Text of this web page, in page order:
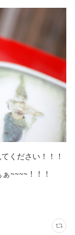
ください！！！
~~~~！！！